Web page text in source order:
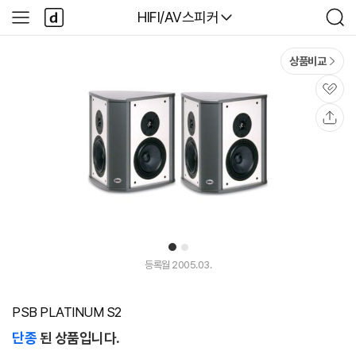
다나와
HIFI/AV스피커
검
색
사
이
다
나
와
1 2
상품비교
관
심
등록월 2005.03.
PSB PLATINUM S2
단종된 상품입니다.